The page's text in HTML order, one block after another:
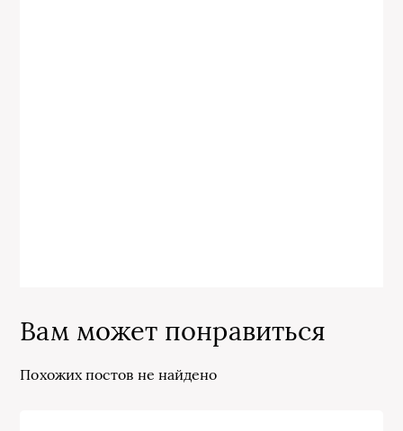
Вам может понравиться
Похожих постов не найдено